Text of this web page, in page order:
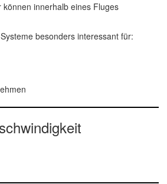
innerhalb eines Fluges
besonders interessant für: